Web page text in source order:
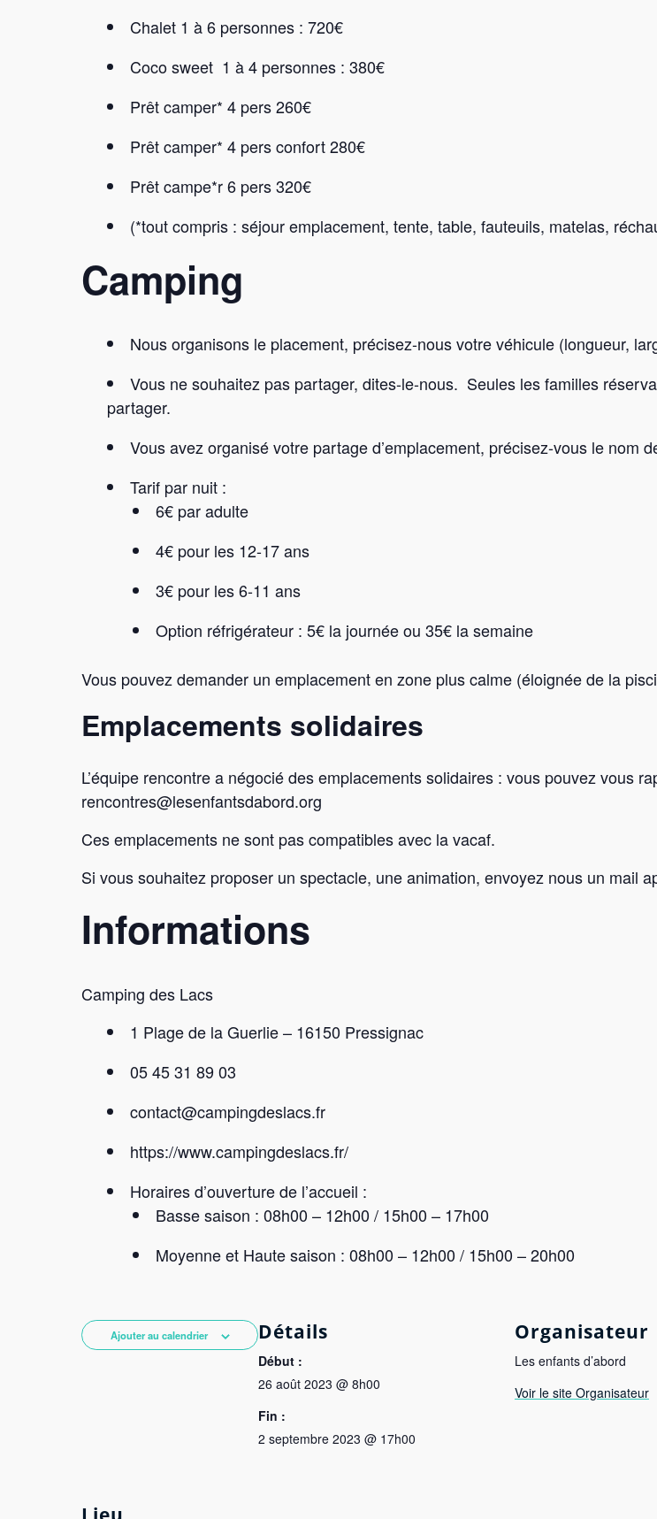
Chalet 1 à 6 personnes : 720€
Coco sweet 1 à 4 personnes : 380€
Prêt camper* 4 pers 260€
Prêt camper* 4 pers confort 280€
Prêt campe*r 6 pers 320€
(*tout compris : séjour emplacement, tente, table, fauteuils, matelas,
Camping
Nous organisons le placement, précisez-nous votre véhicule (longueur,
Vous ne souhaitez pas partager, dites-le-nous. Seules les familles
partager.
Vous avez organisé votre partage d’emplacement, précisez-vous le nom
Tarif par nuit :
6€ par adulte
4€ pour les 12-17 ans
3€ pour les 6-11 ans
Option réfrigérateur : 5€ la journée ou 35€ la semaine
Vous pouvez demander un emplacement en zone plus calme (éloignée de la
Emplacements solidaires
L’équipe rencontre a négocié des emplacements solidaires : vous pouvez vous
rencontres@lesenfantsdabord.org
Ces emplacements ne sont pas compatibles avec la vacaf.
Si vous souhaitez proposer un spectacle, une animation, envoyez nous un mail
Informations
Camping des Lacs
1 Plage de la Guerlie – 16150 Pressignac
05 45 31 89 03
contact@campingdeslacs.fr
https://www.campingdeslacs.fr/
Horaires d’ouverture de l’accueil :
Basse saison : 08h00 – 12h00 / 15h00 – 17h00
Moyenne et Haute saison : 08h00 – 12h00 / 15h00 – 20h00
Ajouter au calendrier Détails
Début :
26 août 2023 @ 8h00
Fin :
2 septembre 2023 @ 17h00
Organisateur
Les enfants d’abord
Voir le site Organisateur